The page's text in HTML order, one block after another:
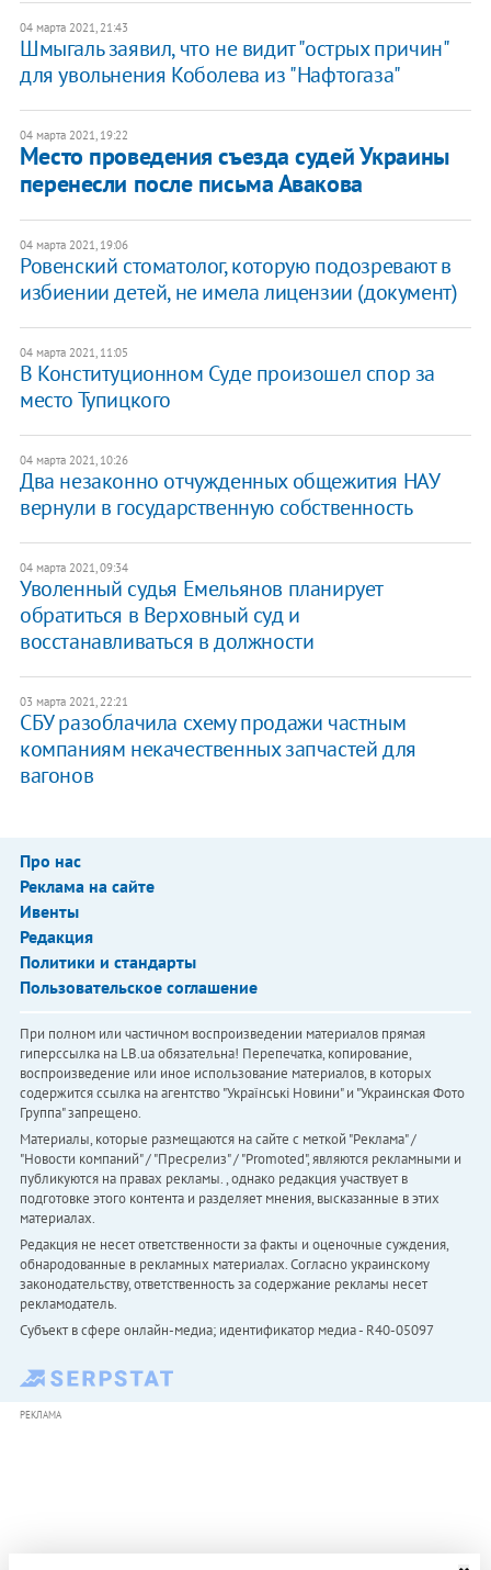
04 марта 2021, 21:43
Шмыгаль заявил, что не видит "острых причин"
для увольнения Коболева из "Нафтогаза"
04 марта 2021, 19:22
Место проведения съезда судей Украины
перенесли после письма Авакова
04 марта 2021, 19:06
Ровенский стоматолог, которую подозревают в
избиении детей, не имела лицензии (документ)
04 марта 2021, 11:05
В Конституционном Суде произошел спор за
место Тупицкого
04 марта 2021, 10:26
Два незаконно отчужденных общежития НАУ
вернули в государственную собственность
04 марта 2021, 09:34
Уволенный судья Емельянов планирует
обратиться в Верховный суд и
восстанавливаться в должности
03 марта 2021, 22:21
СБУ разоблачила схему продажи частным
компаниям некачественных запчастей для
вагонов
Про нас
Реклама на сайте
Ивенты
Редакция
Политики и стандарты
Пользовательское соглашение
При полном или частичном воспроизведении материалов прямая
гиперссылка на LB.ua обязательна! Перепечатка, копирование,
воспроизведение или иное использование материалов, в которых
содержится ссылка на агентство "Українськi Новини" и "Украинская Фото
Группа" запрещено.
Материалы, которые размещаются на сайте с меткой "Реклама" /
"Новости компаний" / "Пресрелиз" / "Promoted", являются рекламными и
публикуются на правах рекламы. , однако редакция участвует в
подготовке этого контента и разделяет мнения, высказанные в этих
материалах.
Редакция не несет ответственности за факты и оценочные суждения,
обнародованные в рекламных материалах. Согласно украинскому
законодательству, ответственность за содержание рекламы несет
рекламодатель.
Субъект в сфере онлайн-медиа; идентификатор медиа - R40-05097
РЕКЛАМА